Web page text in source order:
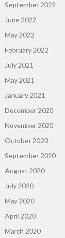
September 2022
June 2022
May 2022
February 2022
July 2021
May 2021
January 2021
December 2020
November 2020
October 2020
September 2020
August 2020
July 2020
May 2020
April 2020
March 2020